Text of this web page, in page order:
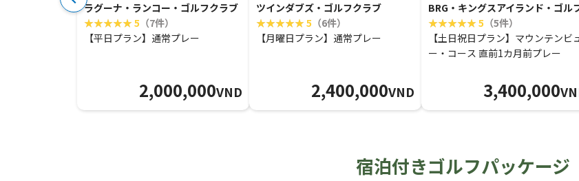
ラグーナ・ランコー・ゴルフクラブ
5 （7件）
【平日プラン】通常プレー
2,000,000VND
ツインダブズ・ゴルフクラブ
5 （6件）
【月曜日プラン】通常プレー
2,400,000VND
BRG・キングスアイランド・ゴル
5 （5件）
【土日祝日プラン】マウンテンビ
ー・コース 直前1カ月前プレー
3,400,000
宿泊付きゴルフパッケージ